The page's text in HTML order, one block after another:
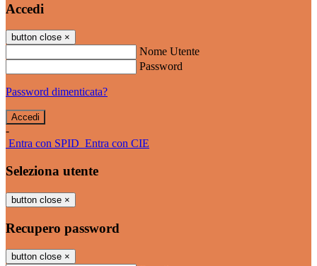
Accedi
button close ×
Nome Utente
Password
Password dimenticata?
-
Entra con SPID Entra con CIE
Seleziona utente
button close ×
Recupero password
button close ×